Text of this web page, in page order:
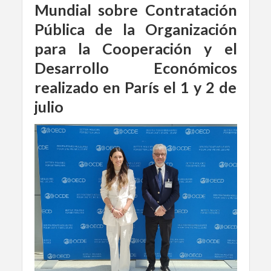
Mundial sobre Contratación
Pública de la Organización
para la Cooperación y el
Desarrollo Económicos
realizado en París el 1 y 2 de
julio